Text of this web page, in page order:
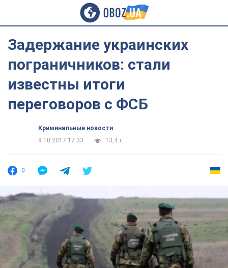
Задержание украинских
пограничников: стали
известны итоги
переговоров с ФСБ
Криминальные новости
9.10.2017 17:33
13,4 т.
0